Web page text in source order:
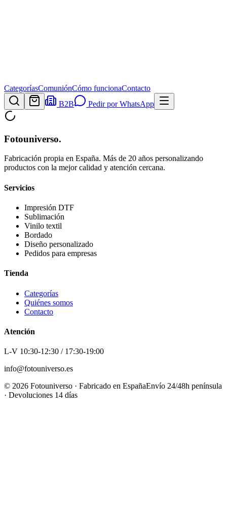
CategoríasComuniónCómo funcionaContacto
B2B
Pedir por WhatsApp
Fotouniverso.
Fabricación propia en España. Más de 20 años personalizando
productos con la mejor calidad y atención cercana.
Servicios
Impresión DTF
Sublimación
Vinilo textil
Bordado
Diseño personalizado
Pedidos para empresas
Tienda
Categorías
Quiénes somos
Contacto
Atención
L-V 10:30-12:30 / 17:30-19:00
info@fotouniverso.es
© 2026 Fotouniverso · Fabricado en EspañaEnvío 24/48h península
· Devoluciones 14 días